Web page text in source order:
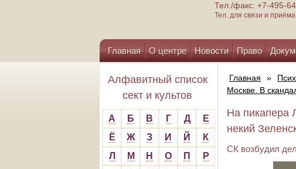
Тел./факс: +7-
Тел. для связи и
Главная О центре Новости Право
Помощь центру
Алфавитный список
сект и культов
А Б В Г Д
Е
Ё
Ж З И Й
К
Л
М Н О П
Р
Главная »
Москве. В
На пикапера
некий
СК возбудил